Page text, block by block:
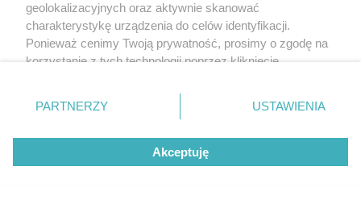
geolokalizacyjnych oraz aktywnie skanować
charakterystykę urządzenia do celów identyfikacji.
Ponieważ cenimy Twoją prywatność, prosimy o zgodę na
korzystanie z tych technologii poprzez kliknięcie
zmienić/wycofać klikając przycisk ustawień prywatności
znajdujący się w lewym dolnym rogu strony
rodzaje przetwarzania danych nie wymagają zgody
użytkownika, ale masz prawo sprzeciwić się takiemu
przetwarzaniu. Preferencje będą miały zastosowanie tylko
PARTNERZY USTAWIENIA
Akceptuję